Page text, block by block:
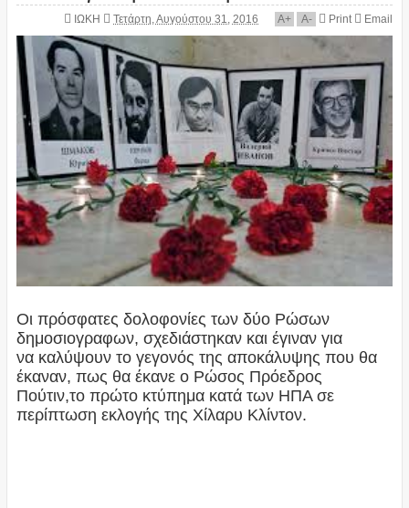
ΙΩΚΗ Τετάρτη, Αυγούστου 31, 2016 A+ A- Print Email
Οι πρόσφατες δολοφονίες των δύο Ρώσων
δημοσιογραφων, σχεδιάστηκαν και έγιναν για
να καλύψουν το γεγονός της αποκάλυψης που θα
έκαναν, πως θα έκανε ο Ρώσος Πρόεδρος
Πούτιν,το πρώτο κτύπημα κατά των ΗΠΑ σε
περίπτωση εκλογής της Χίλαρυ Κλίντον.